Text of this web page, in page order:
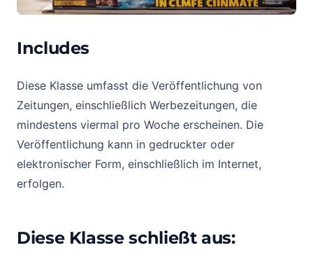
Includes
Diese Klasse umfasst die Veröffentlichung von
Zeitungen, einschließlich Werbezeitungen, die
mindestens viermal pro Woche erscheinen. Die
Veröffentlichung kann in gedruckter oder
elektronischer Form, einschließlich im Internet,
erfolgen.
Diese Klasse schließt aus: